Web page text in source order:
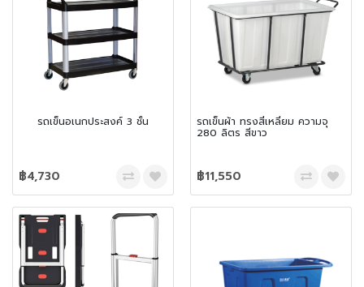
รถเข็นอเนกประสงค์ 3 ชั้น
฿4,730
รถเข็นผ้า ทรงสี่เหลี่ยม ความจุ
280 ลิตร สีขาว
฿11,550